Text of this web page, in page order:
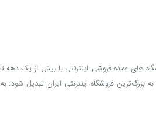
بزرگ‌ترین فروشگاه اینترنتی ایران تبدیل